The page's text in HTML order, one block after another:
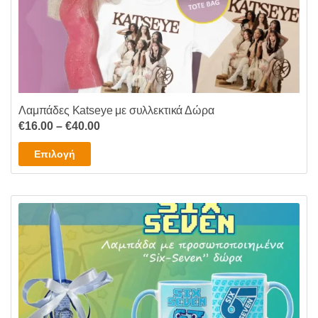
Λαμπάδες Katseye με συλλεκτικά Δώρα
€16.00 – €40.00Price
through
€40.00
Επιλογή
το
έχει
πολλαπλές
παραλλαγές.
Οι
επιλογές
μπορούν
να